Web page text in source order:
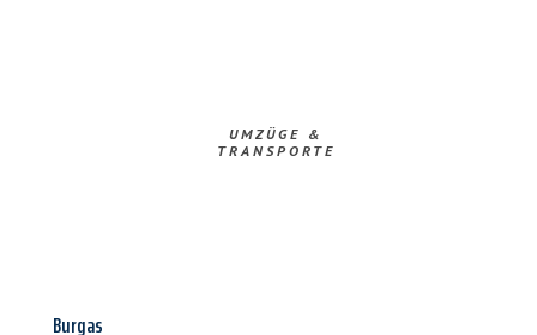
UMZÜGE &
TRANSPORTE
Burgas